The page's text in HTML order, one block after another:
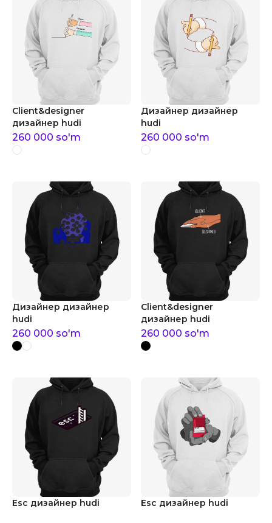
Client&designer
дизайнер hudi
260 000 so'm
Дизайнер дизайнер
hudi
260 000 so'm
Дизайнер дизайнер
hudi
260 000 so'm
Client&designer
дизайнер hudi
260 000 so'm
Esc дизайнер hudi Esc дизайнер hudi